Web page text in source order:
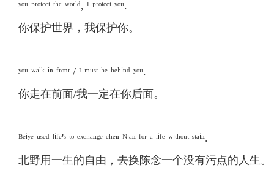
ʸᵒᵘ ᵖʳᵒᵗᵉᶜᵗ ᵗʰᵉ ʷᵒʳˡᵈ, ᴵ ᵖʳᵒᵗᵉᶜᵗ ʸᵒᵘ.
你保护世界，我保护你。
ʸᵒᵘ ʷᵃˡᵏ ⁱⁿ ᶠʳᵒⁿᵗ / ᴵ ᵐᵘˢᵗ ᵇᵉ ᵇᵉʰⁱⁿᵈ ʸᵒᵘ.
你走在前面/我一定在你后面。
ᴮᵉⁱʸᵉ ᵘˢᵉᵈ ˡⁱᶠᵉ'ˢ ᵗᵒ ᵉˣᶜʰᵃⁿᵍᵉ ᶜʰᵉⁿ ᴺⁱᵃⁿ ᶠᵒʳ ᵃ ˡⁱᶠᵉ ʷⁱᵗʰᵒᵘᵗ ˢᵗᵃⁱⁿ.
北野用一生的自由，去换陈念一个没有污点的人生。